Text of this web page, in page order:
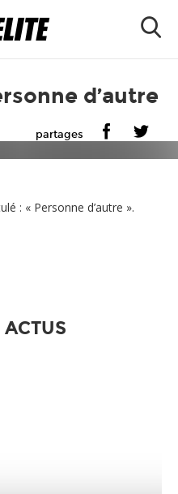
d’autre
partages
: « Personne d’autre ».